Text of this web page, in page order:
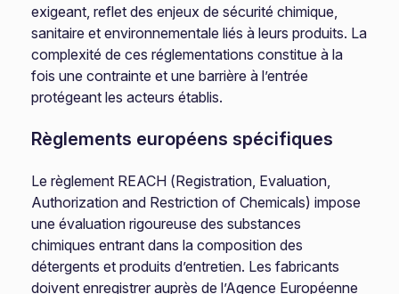
exigeant, reflet des enjeux de sécurité chimique,
sanitaire et environnementale liés à leurs produits. La
complexité de ces réglementations constitue à la
fois une contrainte et une barrière à l’entrée
protégeant les acteurs établis.
Règlements européens spécifiques
Le règlement REACH (Registration, Evaluation,
Authorization and Restriction of Chemicals) impose
une évaluation rigoureuse des substances
chimiques entrant dans la composition des
détergents et produits d’entretien. Les fabricants
doivent enregistrer auprès de l’Agence Européenne